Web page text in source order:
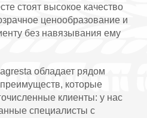
стоят высокое качество
ценообразование и
без навязывания ему
обладает рядом
которые
клиенты: у нас
специалисты с